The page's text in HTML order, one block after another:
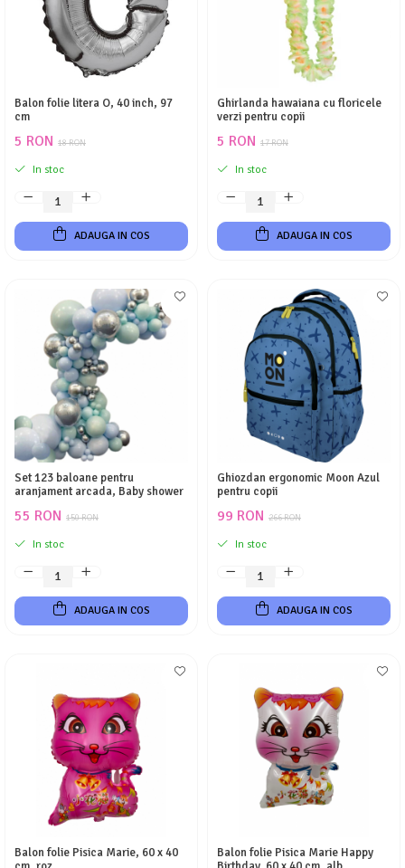
Balon folie litera O, 40 inch, 97
cm
18 RON
5 RON
In stoc
ADAUGA IN COS
Ghirlanda hawaiana cu floricele
verzi pentru copii
17 RON
5 RON
In stoc
ADAUGA IN COS
Set 123 baloane pentru
aranjament arcada, Baby shower
150 RON
55 RON
In stoc
ADAUGA IN COS
Ghiozdan ergonomic Moon Azul
pentru copii
266 RON
99 RON
In stoc
ADAUGA IN COS
Balon folie Pisica Marie, 60 x 40
Balon folie Pisica Marie Happy